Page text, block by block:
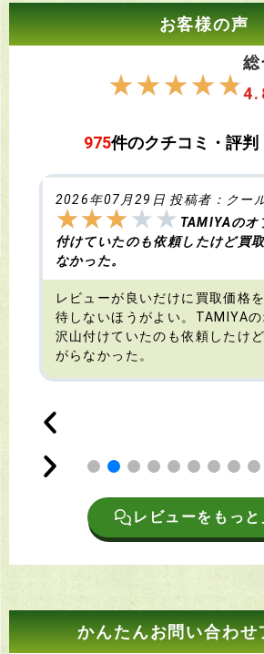
お客様の声
☆☆☆☆☆
975件のクチコミ・評判
2026年07月29日 投稿者：クー
★★★★★TAMIYAのオ
付けていたのも依頼したけど買
なかった。
レビューが良いだけに買取価格
待しないほうがよい。TAMIYAの
沢山付けていたのも依頼したけ
がらなかった。
レビューをもっと
かんたんお問い合わせ